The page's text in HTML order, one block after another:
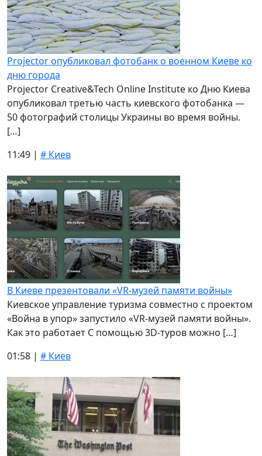
Projector опубликовал фотобанк о военном Киеве ко
дню города
Projector Creative&Tech Online Institute ко Дню Киева
опубликовал третью часть киевского фотобанка —
50 фотографий столицы Украины во время войны.
[…]
11:49 | # Киев
В Киеве презентовали «VR-музей памяти войны»
Киевское управление туризма совместно с проектом
«Война в упор» запустило «VR-музей памяти войны».
Как это работает С помощью 3D-туров можно […]
01:58 | # Киев